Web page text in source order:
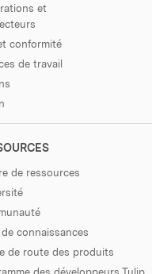
et
conformité
de travail
de ressources
de connaissances
de route des produits
des développeurs Tulip